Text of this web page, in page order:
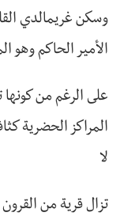
وسكن غريمالدي
الأمير الحاكم وهو
على الرغم من
المراكز الحضرية
لا
تزال قرية من